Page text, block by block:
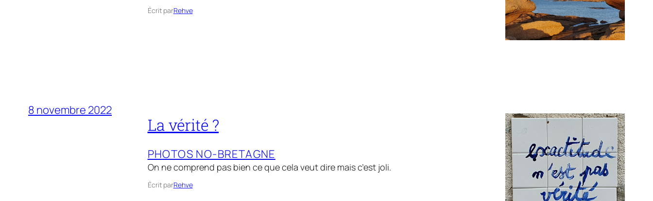
Écrit parRehve
8 novembre 2022
La vérité ?
PHOTOS NO-BRETAGNE
On ne comprend pas bien ce que cela veut dire mais c’est joli.
Écrit parRehve